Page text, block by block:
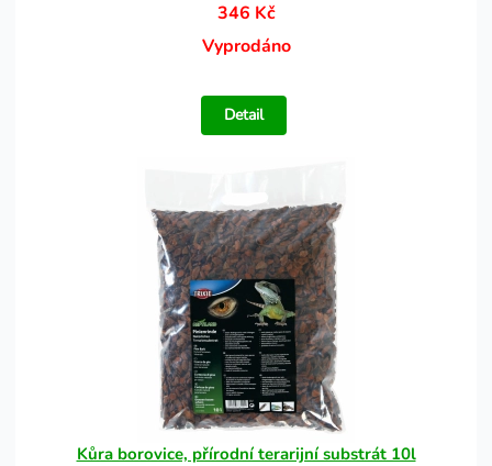
346 Kč
Vyprodáno
Detail
Kůra borovice, přírodní terarijní substrát 10l